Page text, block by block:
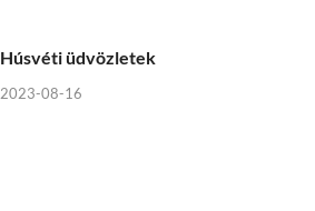
Húsvéti üdvözletek
2023-08-16